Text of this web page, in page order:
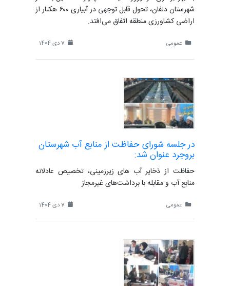
شهرستان دلفان، تحول قابل توجهی در آبیاری ۶۰۰ هکتار از
اراضی کشاورزی منطقه اتفاق می‌افتد.
عمومی
در جلسه شورای حفاظت از منابع آب شهرستان
بروجرد عنوان شد:
حفاظت از ذخایر آب های زیرزمینی، تخصیص عادلانه
منابع آب و مقابله با برداشت‌های غیرمجاز
عمومی